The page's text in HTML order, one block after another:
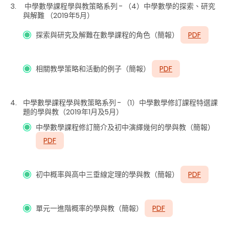
中學數學課程學與教策略系列 - （4）中學數學的探索、研究
與解難 （2019年5月）
探索與研究及解難在數學課程的角色（簡報）
PDF
相關教學策略和活動的例子（簡報） PDF
中學數學課程學與教策略系列 - （1）中學數學修訂課程特選課
題的學與教（2019年1月及5月）
中學數學課程修訂簡介及初中演繹幾何的學與教（簡報）
PDF
初中概率與高中三垂線定理的學與教（簡報） PDF
單元一進階概率的學與教（簡報） PDF